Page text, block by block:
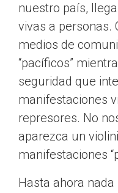
nuestro país,
vivas a personas.
medios de
“pacíficos”
seguridad que
manifestaciones
represores. No
aparezca un
manifestaciones
Hasta ahora